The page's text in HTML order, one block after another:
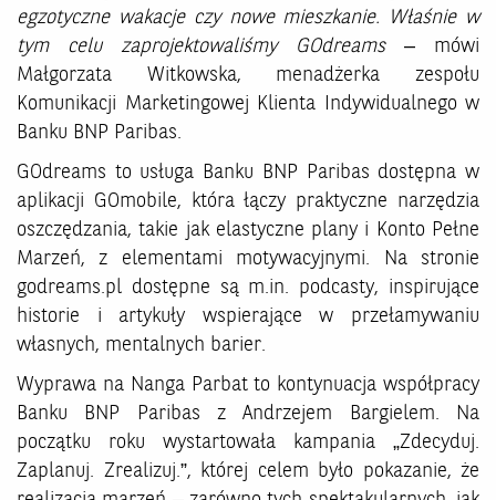
egzotyczne wakacje czy nowe mieszkanie. Właśnie w
tym celu zaprojektowaliśmy GOdreams– mówi
Małgorzata Witkowska, menadżerka zespołu
Komunikacji Marketingowej Klienta Indywidualnego w
Banku BNP Paribas.
GOdreams to usługa Banku BNP Paribas dostępna w
aplikacji GOmobile, która łączy praktyczne narzędzia
oszczędzania, takie jak elastyczne plany i Konto Pełne
Marzeń, z elementami motywacyjnymi. Na stronie
godreams.pl dostępne są m.in. podcasty, inspirujące
historie i artykuły wspierające w przełamywaniu
własnych, mentalnych barier.
Wyprawa na Nanga Parbat to kontynuacja współpracy
Banku BNP Paribas z Andrzejem Bargielem. Na
początku roku wystartowała kampania „Zdecyduj.
Zaplanuj. Zrealizuj.”, której celem było pokazanie, że